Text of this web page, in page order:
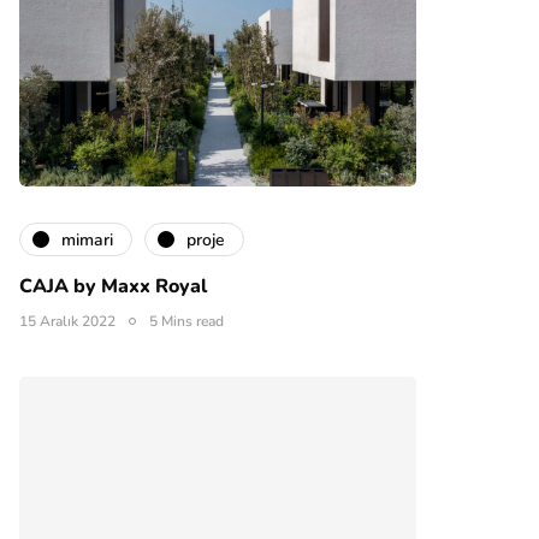
mimari proje
CAJA by Maxx Royal
15 Aralık 2022 5 Mins read